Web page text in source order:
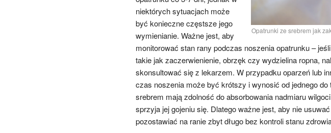
Opatrunki ze srebrem jak
niektórych sytuacjach może
być konieczne częstsze jego
wymienianie. Ważne jest, aby
monitorować stan rany podczas noszenia opatrunku –
takie jak zaczerwienienie, obrzęk czy wydzielina ropna,
skonsultować się z lekarzem. W przypadku oparzeń lub
czas noszenia może być krótszy i wynosić od jednego do
srebrem mają zdolność do absorbowania nadmiaru
sprzyja jej gojeniu się. Dlatego ważne jest, aby nie
pozostawiać na ranie zbyt długo bez kontroli stanu